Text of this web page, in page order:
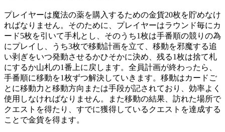
プレイヤーは魔法の薬を購入するための金貨20枚を貯めなけ
ればなりません。そのために、プレイヤーはラウンド毎にカ
ード5枚を引いて手札とし、そのうち1枚は手番順の競りの為
にプレイし、うち3枚で移動計画を立て、移動を邪魔する追
い剥ぎをいつ発動させるかひそかに決め、残る1枚は捨て札
にするか山札の1番上に戻します。全員計画が終わったら、
手番順に移動を1枚ずつ解決していきます。移動はカードご
とに移動力と移動方向または手段が記されており、効率よく
使用しなければなりません。また移動の結果、訪れた場所で
クエストを得たり、すでに獲得しているクエストを達成する
ことで金貨を得ます。